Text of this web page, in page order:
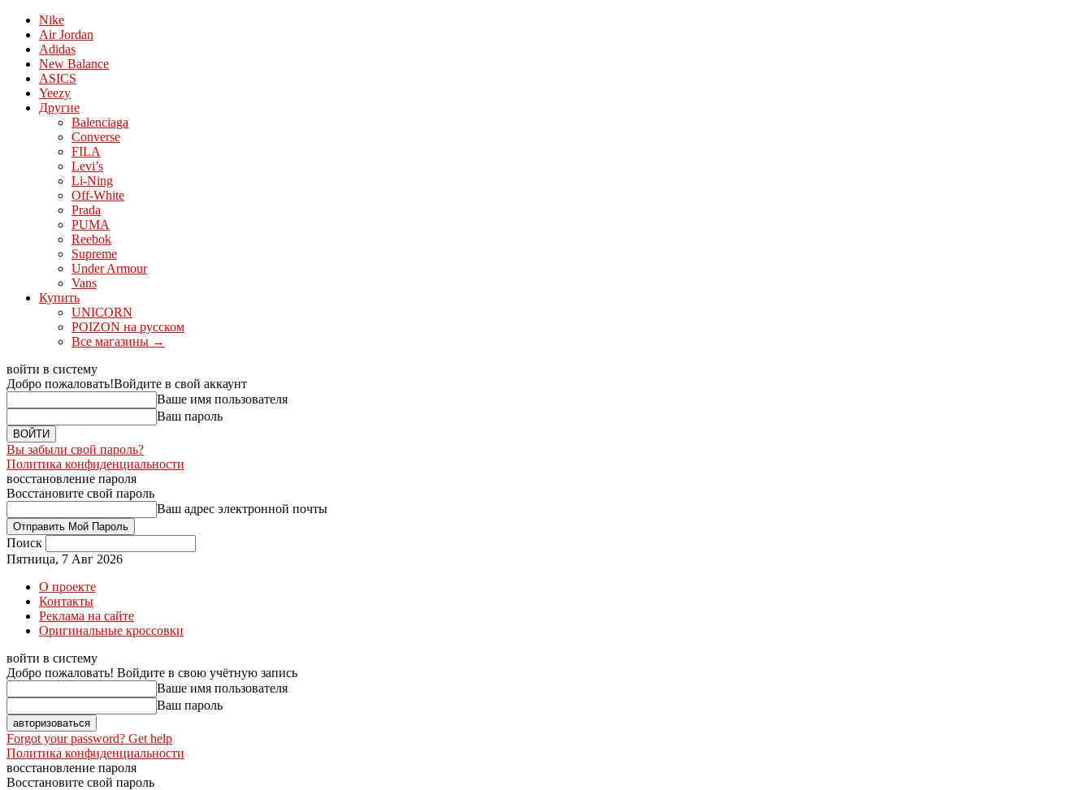
Nike
Air Jordan
Adidas
New Balance
ASICS
Yeezy
Другие
Balenciaga
Converse
FILA
Levi’s
Li-Ning
Off-White
Prada
PUMA
Reebok
Supreme
Under Armour
Vans
Купить
UNICORN
POIZON на русском
Все магазины →
войти в систему
Добро пожаловать!Войдите в свой аккаунт
Ваше имя пользователя
Ваш пароль
Вы забыли свой пароль?
Политика конфиденциальности
восстановление пароля
Восстановите свой пароль
Ваш адрес электронной почты
Поиск
Пятница, 7 Авг 2026
О проекте
Контакты
Реклама на сайте
Оригинальные кроссовки
войти в систему
Добро пожаловать! Войдите в свою учётную запись
Ваше имя пользователя
Ваш пароль
Forgot your password? Get help
Политика конфиденциальности
восстановление пароля
Восстановите свой пароль